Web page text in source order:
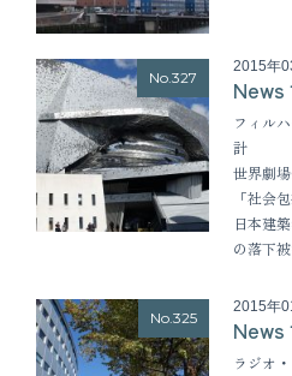
No.327
2015年
News
フィル
計
世界劇
「社会
日本建
の落下
No.325
2015年
News
ラジオ